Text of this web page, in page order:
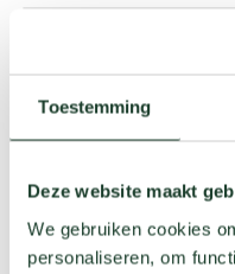
Toestemming
Deze website maakt
We gebruiken cookies
personaliseren, om
Mobitec
Mobitec